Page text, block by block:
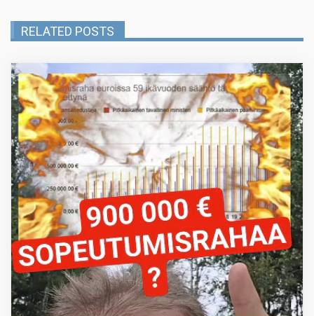
RELATED POSTS